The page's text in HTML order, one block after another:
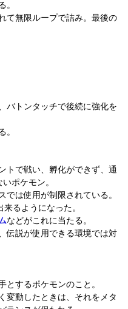
。
無限ループで詰み。最後の
バトンタッチで後続に強化を
。
トで戦い、孵化ができず、通
ポケモン。
では使用が制限されている。
るようになった。
などがこれに当たる。
伝説が使用できる環境では対
とするポケモンのこと。
変動したときは、それをメタ